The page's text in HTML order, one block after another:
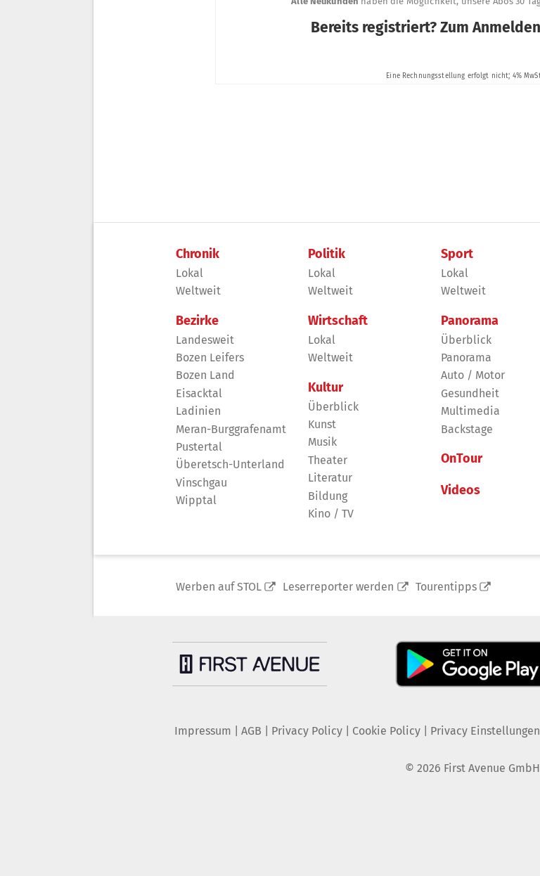
Chronik
Lokal
Weltweit
Bezirke
Landesweit
Bozen Leifers
Bozen Land
Eisacktal
Ladinien
Meran-Burggrafenamt
Pustertal
Überetsch-Unterland
Vinschgau
Wipptal
Politik
Lokal
Weltweit
Wirtschaft
Lokal
Weltweit
Kultur
Überblick
Kunst
Musik
Theater
Literatur
Bildung
Kino / TV
Sport
Lokal
Weltweit
Panorama
Überblick
Panorama
Auto / Motor
Gesundheit
Multimedia
Backstage
OnTour
Videos
Werben auf STOL Leserreporter werden Tourentipps
Impressum AGB Privacy Policy| Cookie Policy| Privacy Einstellungen
© 2026 First Avenue GmbH